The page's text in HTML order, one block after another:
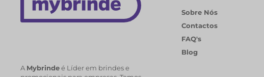
A Mybrindeé Líder em brindes e
Sobre Nós
Contactos
FAQ's
Blog